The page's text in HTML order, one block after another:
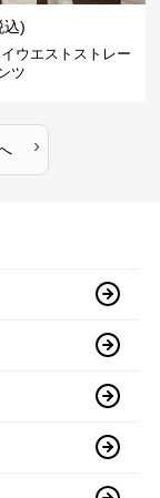
込)
ウエストストレー
ツ
›